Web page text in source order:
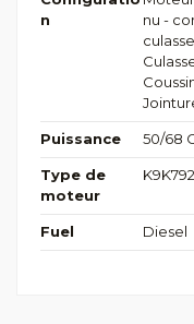
n
nu -
Puissance 50/68
Type de
moteur
K9K792
Fuel Diesel